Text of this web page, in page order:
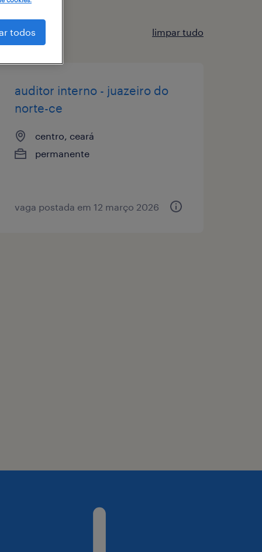
limpar tudo
auditor interno - juazeiro do
norte-ce
centro, ceará
permanente
vaga postada em 12 março 2026
todos